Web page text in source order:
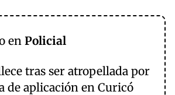
en Policial
tras ser atropellada por
de aplicación en Curicó